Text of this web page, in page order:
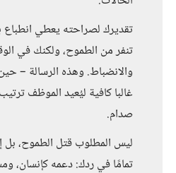
تقديرك لصراحته يعطي انطباع
تنفر من الطموح، ولكنك في
والانضباط. وهذه الرسالة –
غالبا كافية ليُعيد الموظف
صدام.
ليس المطلوب قتل الطموح، بل
تمامًا في ردك: دعمه كإنسان،